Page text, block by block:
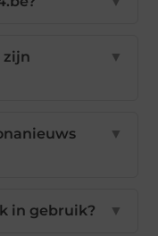
zijn
▼
▼
in gebruik? ▼